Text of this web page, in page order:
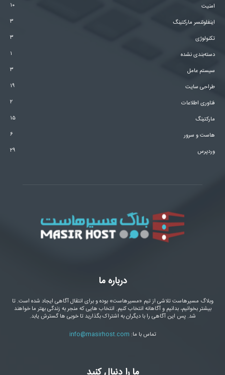
امنیت
۱۰
اینفلوئنسر مارکتینگ
۳
تکنولوژی
۳
دسته‌بندی نشده
۱
سیستم عامل
۳
طراحی سایت
۱۹
فناوری اطلاعات
۲
مارکتینگ
۱۵
هاست و سرور
۶
وردپرس
۲۹
درباره ما
وبلاگ مسیرهاست تلاشی از تیم «مسیرهاست» بوده و برای انتقال آگاهی ایجاد شده است. تا
بیشتر بخوانیم، بدانیم و آگاهانه انتخاب کنیم. انتخاب هایی که منجر به زندگی بهتر ما خواهند
شد. پس این آگاهی را با دیگران به اشتراک بگذارید تا خوبی ها گسترش یابد.
تماس با ما: info@masirhost.com